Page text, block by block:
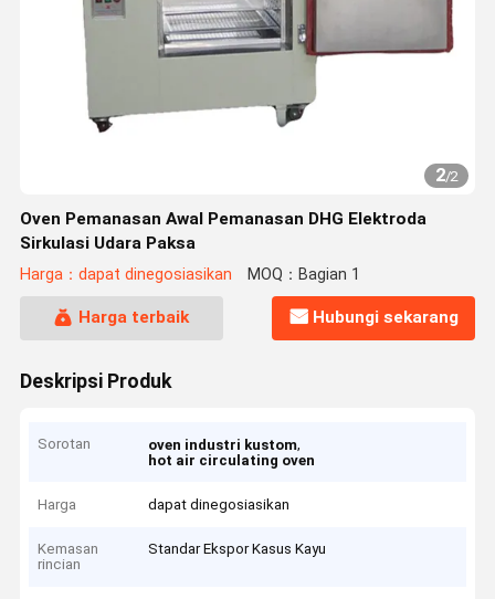
2/2
Oven Pemanasan Awal Pemanasan DHG Elektroda
Sirkulasi Udara Paksa
Harga：dapat dinegosiasikan MOQ：Bagian 1
Harga terbaik Hubungi sekarang
Deskripsi Produk
Sorotan oven industri kustom,
hot air circulating oven
Harga dapat dinegosiasikan
Kemasan
rincian
Standar Ekspor Kasus Kayu